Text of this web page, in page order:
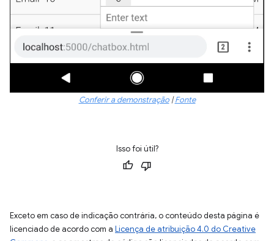
Conferir a demonstração|Fonte
Isso foi útil?
Exceto em caso de indicação contrária, o conteúdo desta página é
licenciado de acordo com a Licença de atribuição 4.0 do Creative